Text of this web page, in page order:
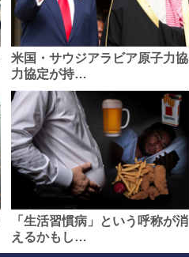
米国・サウジアラビア原子力協
力協定が持…
「生活習慣病」という呼称が消
えるかもし…